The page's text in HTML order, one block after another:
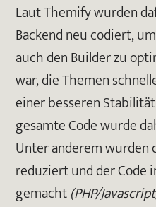
Laut Themify wurden
Backend neu codiert,
auch den Builder zu
war, die Themen
einer besseren
gesamte Code wurde
Unter anderem wurden
reduziert und der Code
gemacht(PHP/